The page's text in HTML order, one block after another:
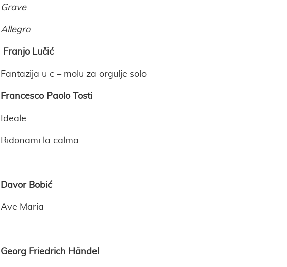
Grave
Allegro
Franjo Lučić
Fantazija u c – molu za orgulje solo
Francesco Paolo Tosti
Ideale
Ridonami la calma
Davor Bobić
Ave Maria
Georg Friedrich Händel